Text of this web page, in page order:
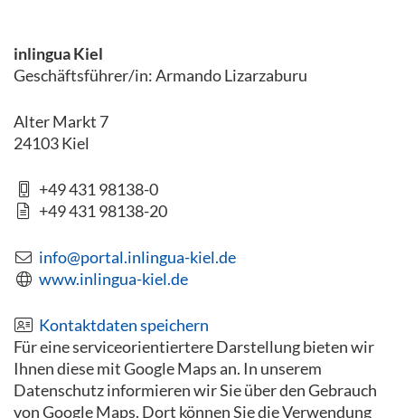
inlingua Kiel
Geschäftsführer/in: Armando Lizarzaburu
Alter Markt 7
24103 Kiel
+49 431 98138-0
+49 431 98138-20
info@portal.inlingua-kiel.de
www.inlingua-kiel.de
Kontaktdaten speichern
Für eine serviceorientiertere Darstellung bieten wir
Ihnen diese mit Google Maps an. In unserem
Datenschutz informieren wir Sie über den Gebrauch
von Google Maps. Dort können Sie die Verwendung